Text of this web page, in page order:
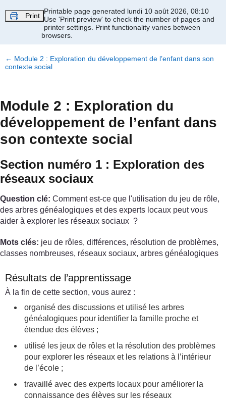
Print
Printable page generated lundi 10 août 2026, 08:10
Use 'Print preview' to check the number of pages and
printer settings. Print functionality varies between
browsers.
← Module 2 : Exploration du développement de l’enfant dans son
contexte social
Module 2 : Exploration du
développement de l’enfant dans
son contexte social
Section numéro 1 : Exploration des
réseaux sociaux
Question clé: Comment est-ce que l'utilisation du jeu de rôle,
des arbres généalogiques et des experts locaux peut vous
aider à explorer les réseaux sociaux ?
Mots clés: jeu de rôles, différences, résolution de problèmes,
classes nombreuses, réseaux sociaux, arbres généalogiques
Résultats de l’apprentissage
À la fin de cette section, vous aurez :
organisé des discussions et utilisé les arbres
généalogiques pour identifier la famille proche et
étendue des élèves ;
utilisé les jeux de rôles et la résolution des problèmes
pour explorer les réseaux et les relations à l’intérieur
de l’école ;
travaillé avec des experts locaux pour améliorer la
connaissance des élèves sur les réseaux